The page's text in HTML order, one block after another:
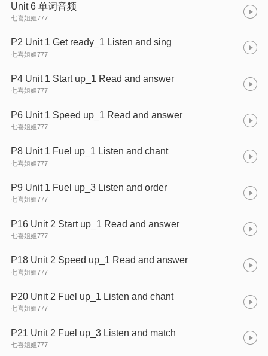
Unit 6 单词音频
七喜姐姐777
P2 Unit 1 Get ready_1 Listen and sing
七喜姐姐777
P4 Unit 1 Start up_1 Read and answer
七喜姐姐777
P6 Unit 1 Speed up_1 Read and answer
七喜姐姐777
P8 Unit 1 Fuel up_1 Listen and chant
七喜姐姐777
P9 Unit 1 Fuel up_3 Listen and order
七喜姐姐777
P16 Unit 2 Start up_1 Read and answer
七喜姐姐777
P18 Unit 2 Speed up_1 Read and answer
七喜姐姐777
P20 Unit 2 Fuel up_1 Listen and chant
七喜姐姐777
P21 Unit 2 Fuel up_3 Listen and match
七喜姐姐777